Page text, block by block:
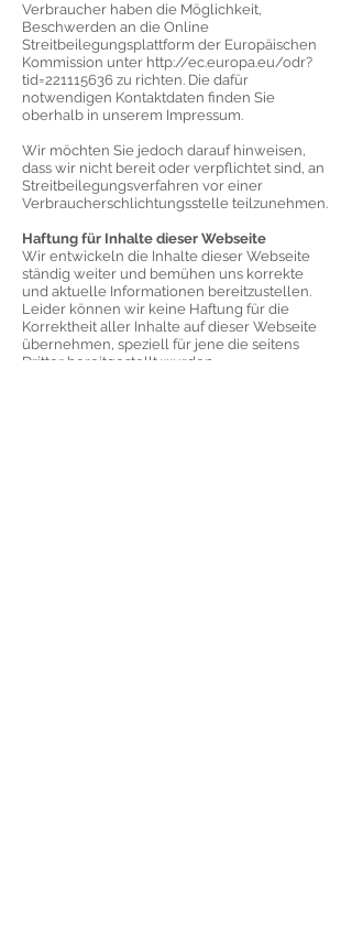
Verbraucher haben die Möglichkeit,
Beschwerden an die Online
Streitbeilegungsplattform der Europäischen
Kommission unter http://ec.europa.eu/odr?
tid=221115636 zu richten. Die dafür
notwendigen Kontaktdaten finden Sie
oberhalb in unserem Impressum.
Wir möchten Sie jedoch darauf hinweisen,
dass wir nicht bereit oder verpflichtet sind, an
Streitbeilegungsverfahren vor einer
Verbraucherschlichtungsstelle teilzunehmen.
Haftung für Inhalte dieser Webseite
Wir entwickeln die Inhalte dieser Webseite
ständig weiter und bemühen uns korrekte
und aktuelle Informationen bereitzustellen.
Leider können wir keine Haftung für die
Korrektheit aller Inhalte auf dieser Webseite
übernehmen, speziell für jene die seitens
Dritter bereitgestellt wurden.